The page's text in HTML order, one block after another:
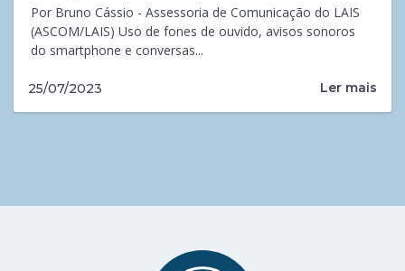
Por Bruno Cássio - Assessoria de Comunicação do LAIS
(ASCOM/LAIS) Uso de fones de ouvido, avisos sonoros
do smartphone e conversas...
25/07/2023 Ler mais